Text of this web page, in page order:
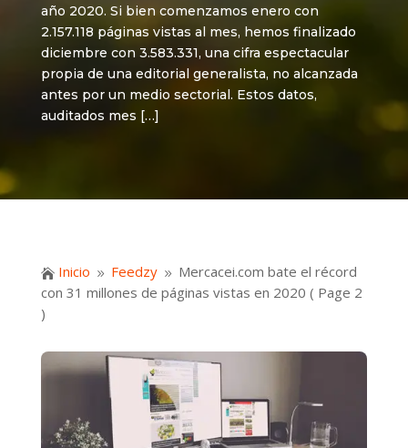
año 2020. Si bien comenzamos enero con
2.157.118 páginas vistas al mes, hemos finalizado
diciembre con 3.583.331, una cifra espectacular
propia de una editorial generalista, no alcanzada
antes por un medio sectorial. Estos datos,
auditados mes […]
 Inicio 9 Feedzy 9 Mercacei.com bate el récord
con 31 millones de páginas vistas en 2020 ( Page 2
)